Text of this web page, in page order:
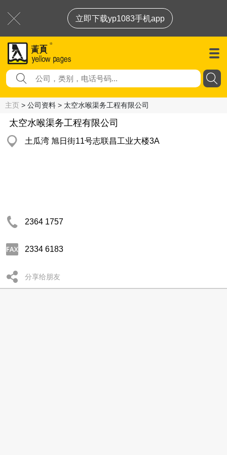
立即下载yp1083手机app
主页 > 公司资料 > 太空水喉渠务工程有限公司
太空水喉渠务工程有限公司
土瓜湾 旭日街11号志联昌工业大楼3A
2364 1757
2334 6183
分享给朋友